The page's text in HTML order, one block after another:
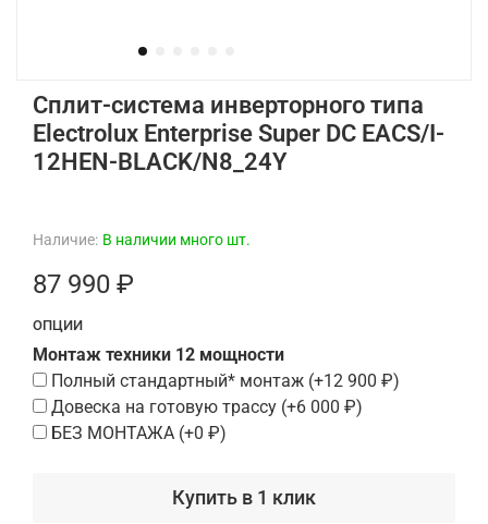
Наличие: В наличии много шт.
Сплит-система инверторного типа
Electrolux Enterprise Super DC EACS/I-
12HEN-BLACK/N8_24Y
87 990 ₽
Купить в 1 клик
ОПЦИИ
Монтаж техники 12 мощности
Полный стандартный* монтаж (+12 900 ₽)
Довеска на готовую трассу (+6 000 ₽)
БЕЗ МОНТАЖА (+0 ₽)